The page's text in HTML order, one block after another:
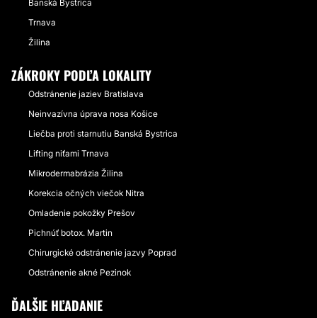
Banská Bystrica
Trnava
Žilina
ZÁKROKY PODĽA LOKALITY
Odstránenie jaziev Bratislava
Neinvazívna úprava nosa Košice
Liečba proti starnutiu Banská Bystrica
Lifting niťami Trnava
Mikrodermabrázia Žilina
Korekcia očných viečok Nitra
Omladenie pokožky Prešov
Pichnúť botox. Martin
Chirurgické odstránenie jazvy Poprad
Odstránenie akné Pezinok
ĎALŠIE HĽADANIE